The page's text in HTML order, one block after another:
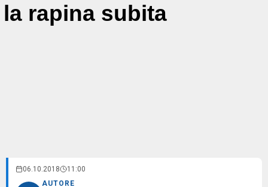
la rapina subita
06.10.2018 11:00
AUTORE